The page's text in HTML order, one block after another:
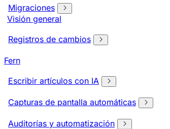
Migraciones
Visión general
Registros de cambios
Fern
Escribir artículos con IA
Capturas de pantalla automáticas
Auditorías y automatización